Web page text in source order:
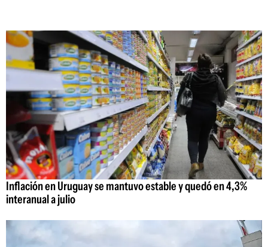
Inflación en Uruguay se mantuvo estable y quedó en 4,3%
interanual a julio